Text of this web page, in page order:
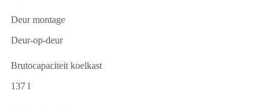
Deur montage
Deur-op-deur
Brutocapaciteit koelkast
137 l